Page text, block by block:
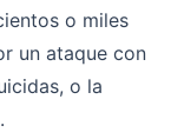
o miles
un ataque con
o la